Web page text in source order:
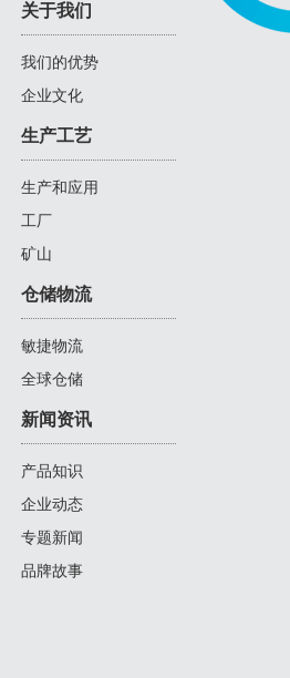
关于我们
我们的优势
企业文化
生产工艺
生产和应用
工厂
矿山
仓储物流
敏捷物流
全球仓储
新闻资讯
产品知识
企业动态
专题新闻
品牌故事